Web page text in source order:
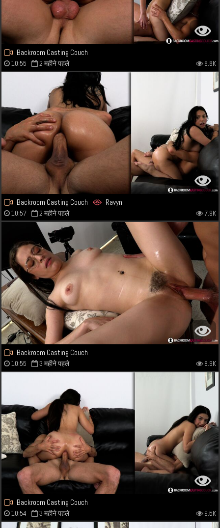
Backroom Casting Couch
10:55 2 महीने पहले 8.8K
Backroom Casting Couch Ravyn
10:57 2 महीने पहले 7.9K
Backroom Casting Couch
10:55 3 महीने पहले 8.9K
Backroom Casting Couch
10:54 3 महीने पहले 9.5K